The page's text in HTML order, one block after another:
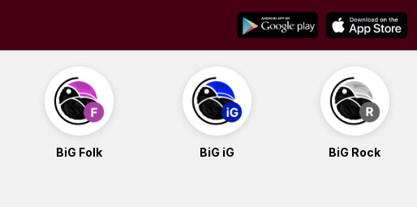
BiG Folk BiG iG BiG Rock